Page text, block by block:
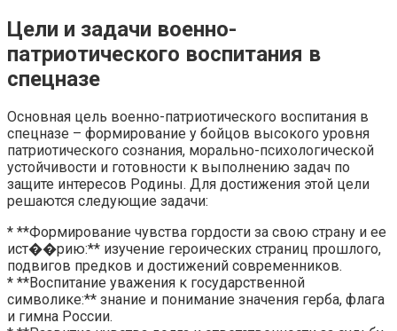
Цели и задачи военно-
патриотического воспитания в
спецназе
Основная цель военно-патриотического воспитания в
спецназе – формирование у бойцов высокого уровня
патриотического сознания, морально-психологической
устойчивости и готовности к выполнению задач по
защите интересов Родины. Для достижения этой цели
решаются следующие задачи:
* **Формирование чувства гордости за свою страну и ее
ист��рию:** изучение героических страниц прошлого,
подвигов предков и достижений современников.
* **Воспитание уважения к государственной
символике:** знание и понимание значения герба, флага
и гимна России.